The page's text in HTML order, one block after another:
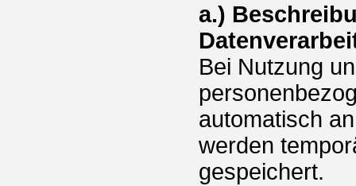
a.)
Bei Nutzung
automatisch
werden
gespeichert.